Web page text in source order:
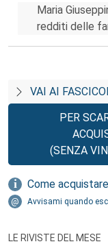
Maria
redditi delle
VAI AI
PER
(SENZA
Come
Avvisami quando
LE RIVISTE DEL MESE